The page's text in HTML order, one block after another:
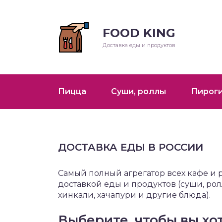
FOOD KING
Доставка еды и продуктов
Пицца Суши, роллы
ДОСТАВКА ЕДЫ В РОССИИ
Самый полный агрегатор всех кафе и
доставкой еды и продуктов (суши,
хинкали, хачапури и другие блюда).
кухня